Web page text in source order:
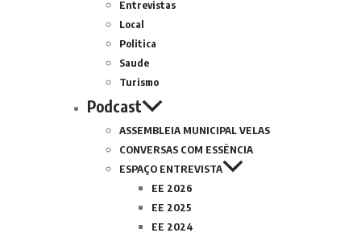
Entrevistas
Local
Politica
Saude
Turismo
Podcast
ASSEMBLEIA MUNICIPAL VELAS
CONVERSAS COM ESSÊNCIA
ESPAÇO ENTREVISTA
EE 2026
EE 2025
EE 2024